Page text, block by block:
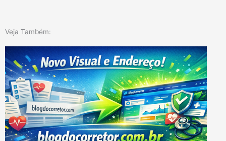
Veja Também: